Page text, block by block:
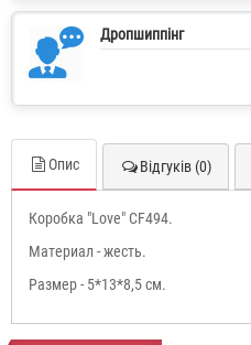
Дропшиппінг
Опис Відгуків (0)
Коробка "Love" CF494.
Материал - жесть.
Размер - 5*13*8,5 см.